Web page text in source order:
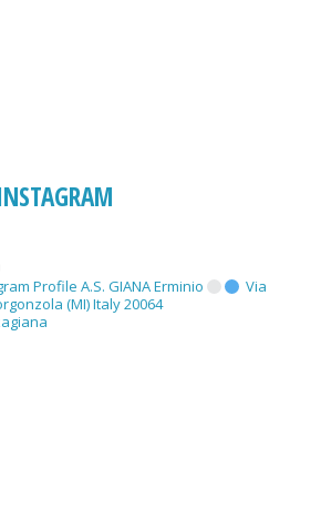
Profile A.S. GIANA Erminio
Via
(MI) Italy 20064